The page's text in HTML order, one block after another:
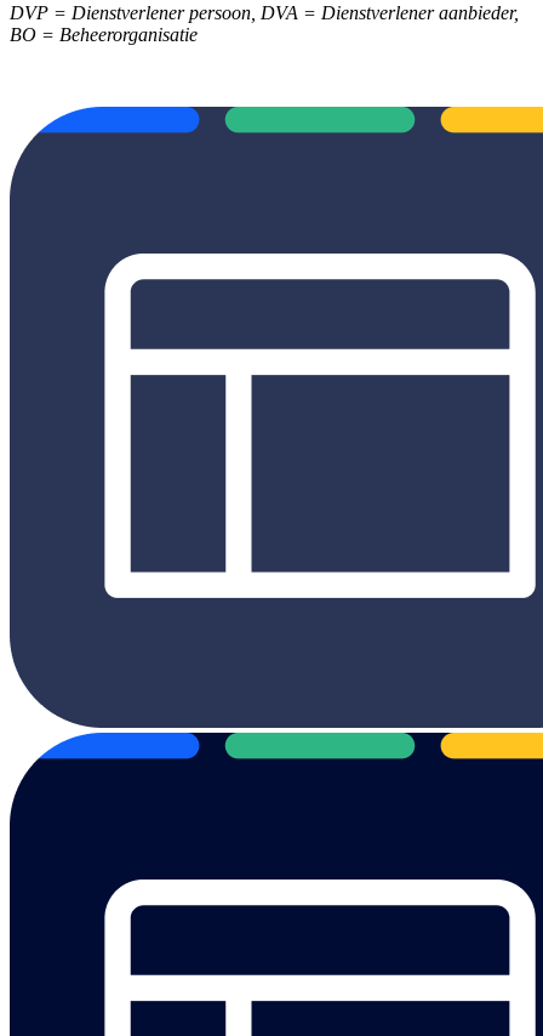
DVP = Dienstverlener persoon, DVA = Dienstverlener aanbieder,
BO = Beheerorganisatie